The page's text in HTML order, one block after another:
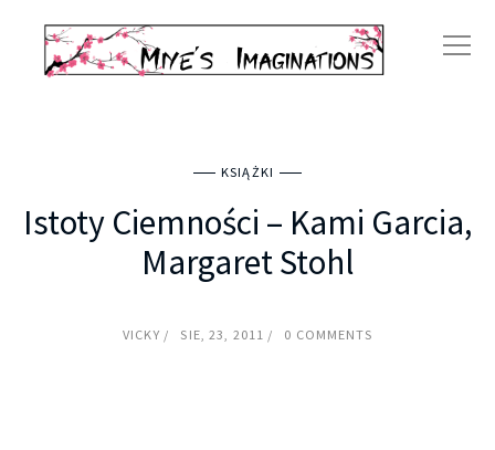
KSIĄŻKI
Istoty Ciemności – Kami Garcia,
Margaret Stohl
VICKY SIE, 23, 2011 0 COMMENTS